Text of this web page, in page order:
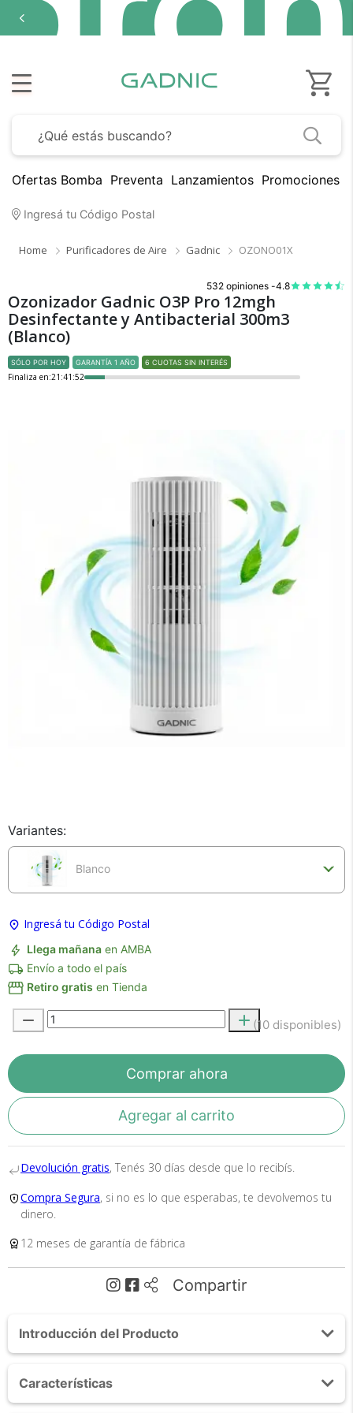
Ofertas Bomba Preventa Lanzamientos Promociones
Ingresá tu Código Postal
Home Purificadores de Aire Gadnic OZONO01X
532 opiniones -4.8
Ozonizador Gadnic O3P Pro 12mgh
Desinfectante y Antibacterial 300m3
(Blanco)
SÓLO POR HOY GARANTÍA 1 AÑO 6 CUOTAS SIN INTERÉS
Finaliza en:21:41:51
Variantes:
Blanco
Ingresá tu Código Postal
Llega mañana en AMBA
Envío a todo el país
Retiro gratis en Tienda
(10 disponibles)
Comprar ahora
Agregar al carrito
Devolución gratis, Tenés 30 días desde que lo recibís.
Compra Segura, si no es lo que esperabas, te devolvemos tu
dinero.
12 meses de garantía de fábrica
Compartir
Introducción del Producto
Desinfectante y Antibacterial 300m3
Características
Medios de Pago
Recibí el producto que esperabas o
te devolvemos tu dinero.
En Bidcom te aseguramos recibir el producto
que esperabas o te devolvemos el 100% de tu
dinero!
Tu compra segura
seguridad. Nos avalan 14 años de